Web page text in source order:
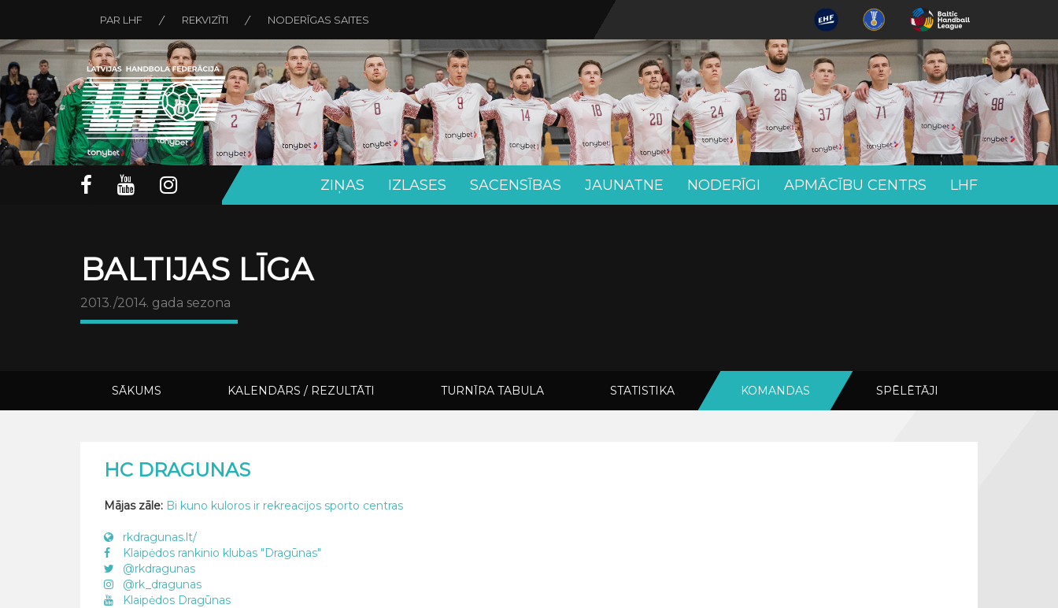
PAR LHF REKVIZĪTI NODERĪGAS SAITES
ZIŅAS IZLASES SACENSĪBAS JAUNATNE NODERĪGI APMĀCĪBU CENTRS LHF
BALTIJAS LĪGA
2013./2014. gada sezona
SĀKUMS KALENDĀRS / REZULTĀTI TURNĪRA TABULA STATISTIKA KOMANDAS SPĒLĒTĀJI
HC DRAGUNAS
Mājas zāle: Bi kuno kuloros ir rekreacijos sporto centras
rkdragunas.lt/
Klaipėdos rankinio klubas "Dragūnas"
@rkdragunas
@rk_dragunas
Klaipėdos Dragūnas